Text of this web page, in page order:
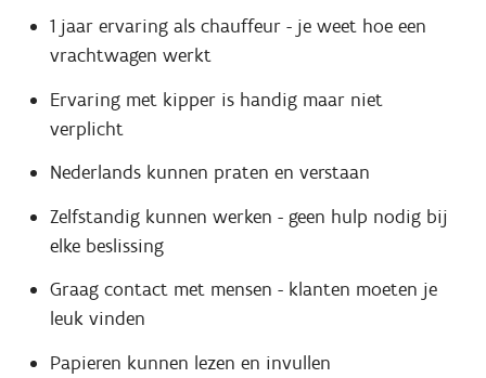
1 jaar ervaring als chauffeur - je weet hoe een
vrachtwagen werkt
Ervaring met kipper is handig maar niet
verplicht
Nederlands kunnen praten en verstaan
Zelfstandig kunnen werken - geen hulp nodig bij
elke beslissing
Graag contact met mensen - klanten moeten je
leuk vinden
Papieren kunnen lezen en invullen